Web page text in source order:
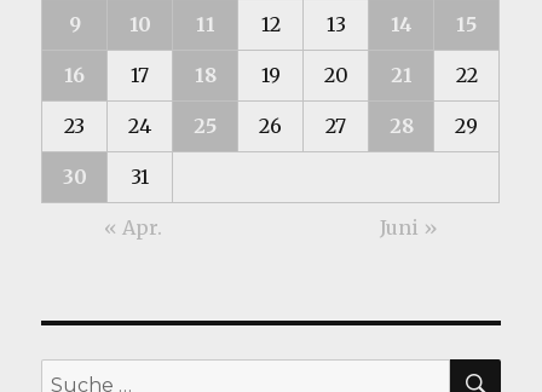
9 10 11 12 13 14 15
16 17 18 19 20 21 22
23 24 25 26 27 28 29
30 31
« Apr. Juni »
Suche